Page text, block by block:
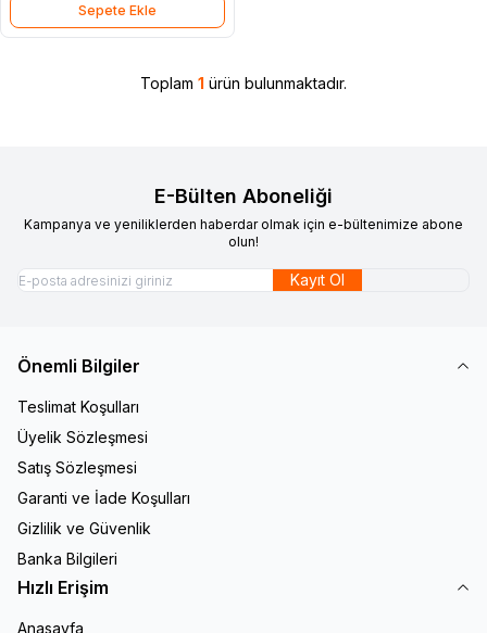
Sepete Ekle
Toplam 1 ürün bulunmaktadır.
E-Bülten Aboneliği
Kampanya ve yeniliklerden haberdar olmak için e-bültenimize abone
olun!
Kayıt Ol
Önemli Bilgiler
Teslimat Koşulları
Üyelik Sözleşmesi
Satış Sözleşmesi
Garanti ve İade Koşulları
Gizlilik ve Güvenlik
Banka Bilgileri
Hızlı Erişim
Anasayfa